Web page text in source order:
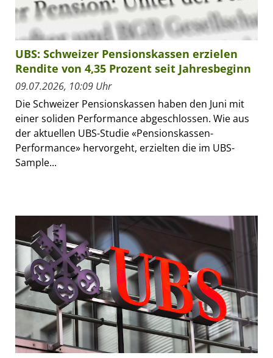
UBS: Schweizer Pensionskassen erzielen
Rendite von 4,35 Prozent seit Jahresbeginn
09.07.2026, 10:09 Uhr
Die Schweizer Pensionskassen haben den Juni mit
einer soliden Performance abgeschlossen. Wie aus
der aktuellen UBS-Studie «Pensionskassen-
Performance» hervorgeht, erzielten die im UBS-
Sample...